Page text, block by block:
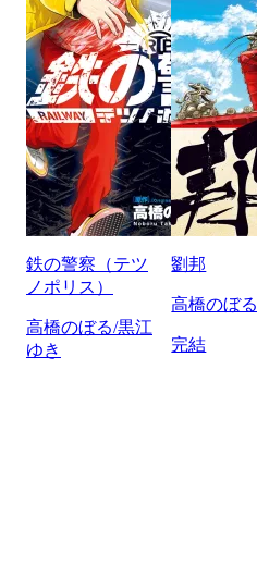
鉄の警察（テツ
ノポリス）
高橋のぼる/黒江
ゆき
劉邦
高橋のぼる
完結